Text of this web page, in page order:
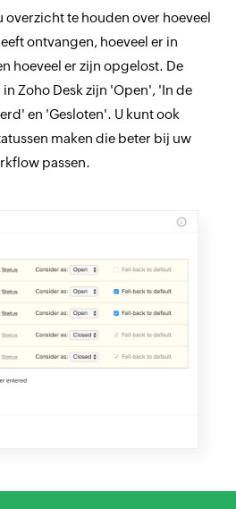
overzicht te houden over hoeveel
ontvangen, hoeveel er in
hoeveel er zijn opgelost. De
Zoho Desk zijn 'Open', 'In de
en 'Gesloten'. U kunt ook
maken die beter bij uw
passen.